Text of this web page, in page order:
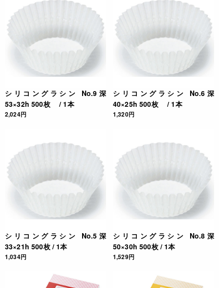
シリコングラシン No.9深
53×32h 500枚 / 1本
2,024円
シリコングラシン No.6深
40×25h 500枚 / 1本
1,320円
シリコングラシン No.5深
33×21h 500枚 / 1本
1,034円
シリコングラシン No.8深
50×30h 500枚 / 1本
1,529円